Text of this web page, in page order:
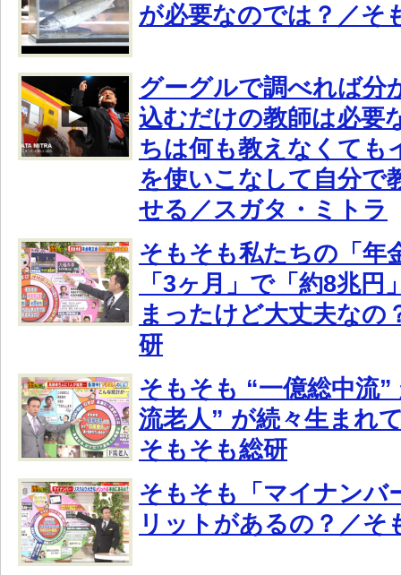
が必要なのでは？／そ
グーグルで調べれば分
込むだけの教師は必要
ちは何も教えなくても
を使いこなして自分で
せる／スガタ・ミトラ
そもそも私たちの「年
「3ヶ月」で「約8兆円
まったけど大丈夫なの
研
そもそも “一億総中流
流老人” が続々生まれ
そもそも総研
そもそも「マイナンバ
リットがあるの？／そ